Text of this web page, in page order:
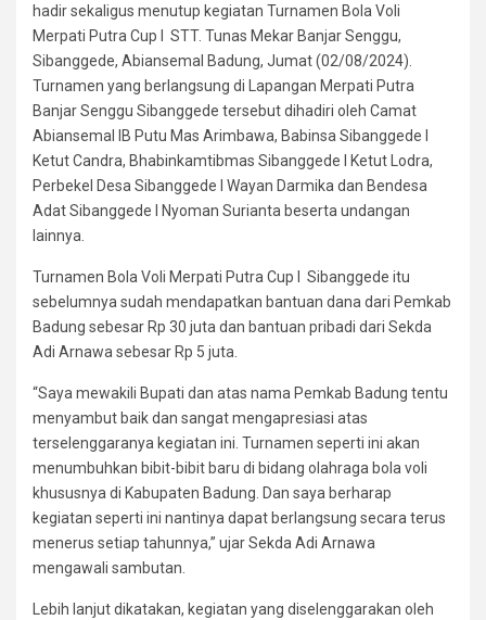
hadir sekaligus menutup kegiatan Turnamen Bola Voli
Merpati Putra Cup l STT. Tunas Mekar Banjar Senggu,
Sibanggede, Abiansemal Badung, Jumat (02/08/2024).
Turnamen yang berlangsung di Lapangan Merpati Putra
Banjar Senggu Sibanggede tersebut dihadiri oleh Camat
Abiansemal lB Putu Mas Arimbawa, Babinsa Sibanggede l
Ketut Candra, Bhabinkamtibmas Sibanggede l Ketut Lodra,
Perbekel Desa Sibanggede l Wayan Darmika dan Bendesa
Adat Sibanggede l Nyoman Surianta beserta undangan
lainnya.
Turnamen Bola Voli Merpati Putra Cup l Sibanggede itu
sebelumnya sudah mendapatkan bantuan dana dari Pemkab
Badung sebesar Rp 30 juta dan bantuan pribadi dari Sekda
Adi Arnawa sebesar Rp 5 juta.
“Saya mewakili Bupati dan atas nama Pemkab Badung tentu
menyambut baik dan sangat mengapresiasi atas
terselenggaranya kegiatan ini. Turnamen seperti ini akan
menumbuhkan bibit-bibit baru di bidang olahraga bola voli
khususnya di Kabupaten Badung. Dan saya berharap
kegiatan seperti ini nantinya dapat berlangsung secara terus
menerus setiap tahunnya,” ujar Sekda Adi Arnawa
mengawali sambutan.
Lebih lanjut dikatakan, kegiatan yang diselenggarakan oleh